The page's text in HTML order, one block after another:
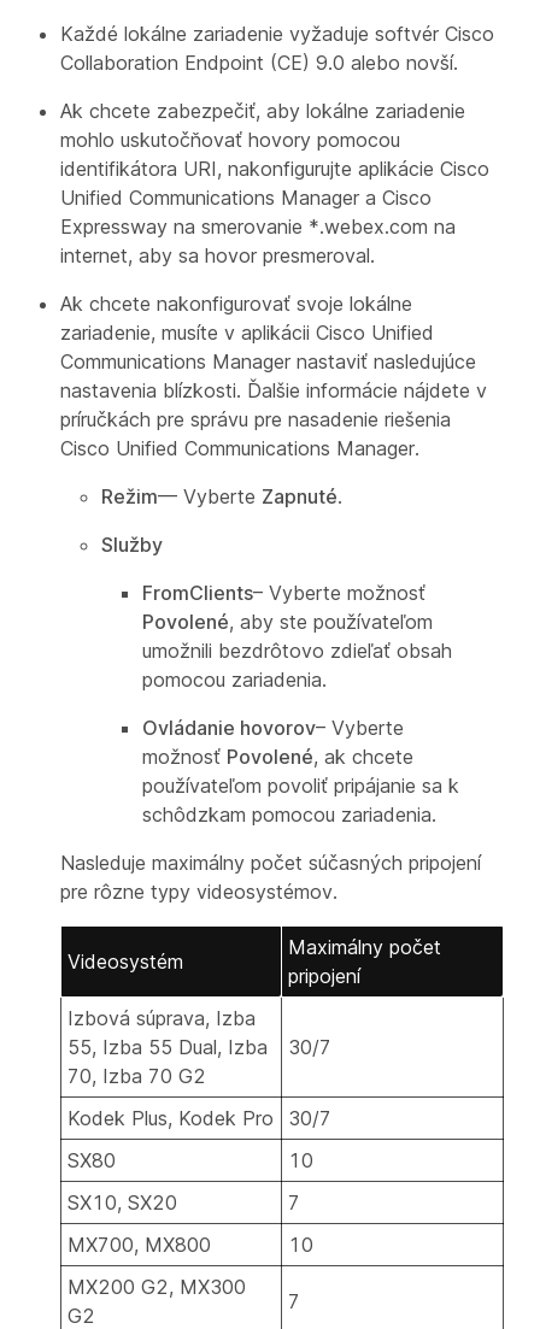
Každé lokálne zariadenie vyžaduje softvér Cisco
Collaboration Endpoint (CE) 9.0 alebo novší.
Ak chcete zabezpečiť, aby lokálne zariadenie
mohlo uskutočňovať hovory pomocou
identifikátora URI, nakonfigurujte aplikácie Cisco
Unified Communications Manager a Cisco
Expressway na smerovanie *.webex.com na
internet, aby sa hovor presmeroval.
Ak chcete nakonfigurovať svoje lokálne
zariadenie, musíte v aplikácii Cisco Unified
Communications Manager nastaviť nasledujúce
nastavenia blízkosti. Ďalšie informácie nájdete v
príručkách pre správu pre nasadenie riešenia
Cisco Unified Communications Manager.
Režim— Vyberte Zapnuté.
Služby
FromClients– Vyberte možnosť
Povolené, aby ste používateľom
umožnili bezdrôtovo zdieľať obsah
pomocou zariadenia.
Ovládanie hovorov– Vyberte
možnosť Povolené, ak chcete
používateľom povoliť pripájanie sa k
schôdzkam pomocou zariadenia.
Nasleduje maximálny počet súčasných pripojení
pre rôzne typy videosystémov.
Videosystém
Maximálny počet
pripojení
Izbová súprava, Izba
55, Izba 55 Dual, Izba
70, Izba 70 G2
30/7
Kodek Plus, Kodek Pro
30/7
SX80
10
SX10, SX20
7
MX700, MX800
10
MX200 G2, MX300
G2
7